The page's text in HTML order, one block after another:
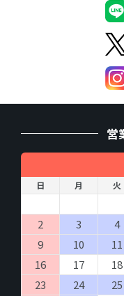
営
日 月 火
2
3 4
9
10 11
16
17 18
23
24 25